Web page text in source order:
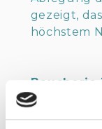
gezeigt,
höchstem
Boucherie
Au cœur